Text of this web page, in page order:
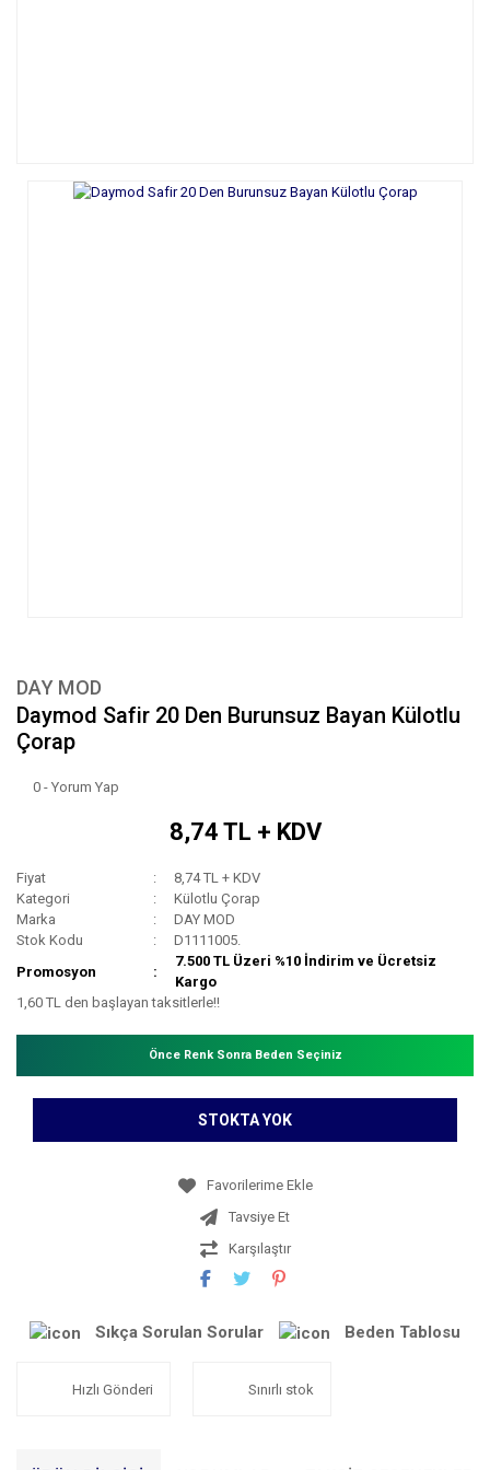
DAY MOD
Daymod Safir 20 Den Burunsuz Bayan Külotlu
Çorap
0 - Yorum Yap
8,74 TL + KDV
Fiyat
8,74 TL + KDV
Kategori
Külotlu Çorap
Marka
DAY MOD
Stok Kodu
D1111005.
Promosyon
7.500 TL Üzeri %10 İndirim ve Ücretsiz
Kargo
1,60 TL den başlayan taksitlerle!!
Önce Renk Sonra Beden Seçiniz
STOKTA YOK
Tavsiye Et
Karşılaştır
Sıkça Sorulan Sorular Beden Tablosu
Hızlı Gönderi Sınırlı stok